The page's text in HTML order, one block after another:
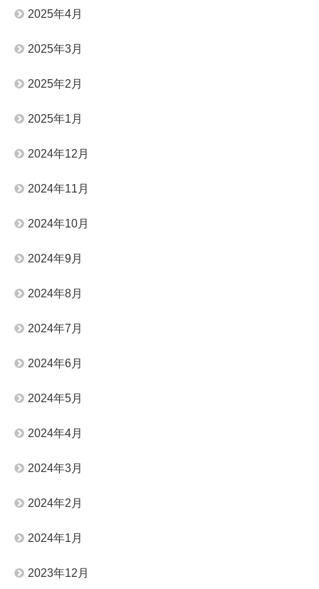
2025年4月
2025年3月
2025年2月
2025年1月
2024年12月
2024年11月
2024年10月
2024年9月
2024年8月
2024年7月
2024年6月
2024年5月
2024年4月
2024年3月
2024年2月
2024年1月
2023年12月